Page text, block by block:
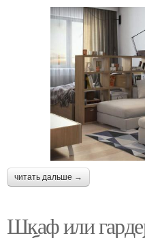
читать дальше →
Шкаф или